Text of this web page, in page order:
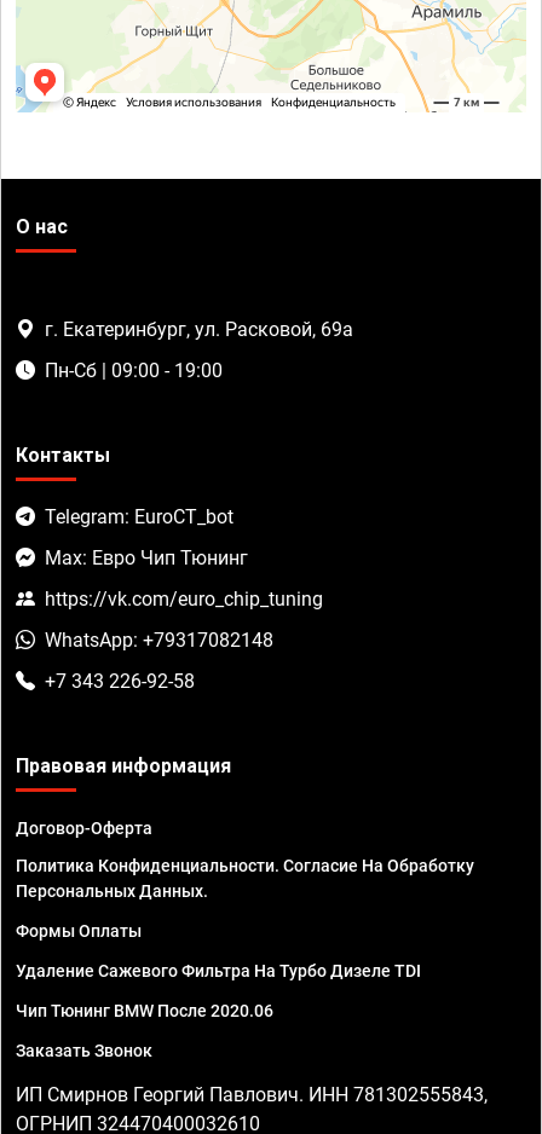
О нас
г. Екатеринбург, ул. Расковой, 69а
Пн-Сб | 09:00 - 19:00
Контакты
Telegram: EuroCT_bot
Max: Евро Чип Тюнинг
https://vk.com/euro_chip_tuning
WhatsApp: +79317082148
+7 343 226-92-58
Правовая информация
Договор-Оферта
Политика Конфиденциальности. Согласие На Обработку
Персональных Данных.
Формы Оплаты
Удаление Сажевого Фильтра На Турбо Дизеле TDI
Чип Тюнинг BMW После 2020.06
Заказать Звонок
ИП Смирнов Георгий Павлович. ИНН 781302555843,
ОГРНИП 324470400032610